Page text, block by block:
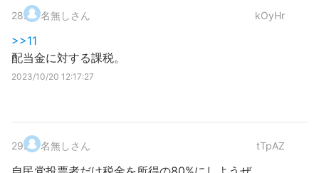
28. 名無しさん kOyHr
>>11
配当金に対する課税。
2023/10/20 12:17:27
29. 名無しさん tTpAZ